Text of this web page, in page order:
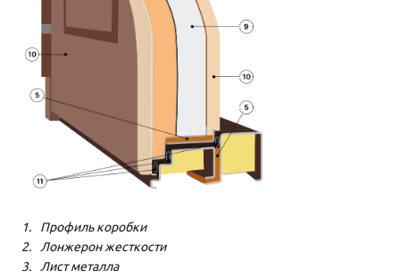
Профиль коробки
Лонжерон жесткости
Лист металла